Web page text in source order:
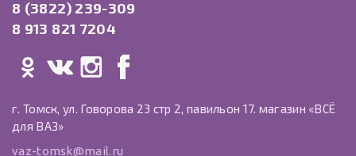
8 (3822) 239-309
8 913 821 7204
г. Томск, ул. Говорова 23 стр 2, павильон 17. магазин «ВСЁ
для ВАЗ»
vaz-tomsk@mail.ru